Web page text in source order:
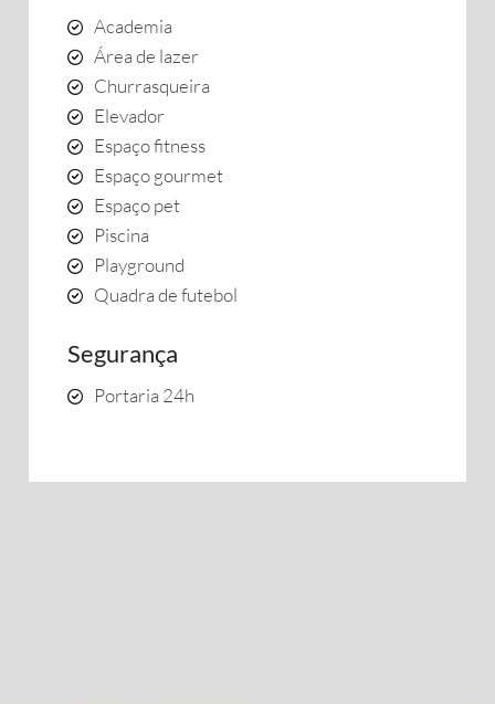
Academia
Área de lazer
Churrasqueira
Elevador
Espaço fitness
Espaço gourmet
Espaço pet
Piscina
Playground
Quadra de futebol
Segurança
Portaria 24h